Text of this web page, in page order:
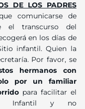
DE LOS PADRES
comunicarse de
el transcurso del
en los días de
infantil. Quien la
Por favor, se
hermanos con
por un familiar
para facilitar el
Infantil y no